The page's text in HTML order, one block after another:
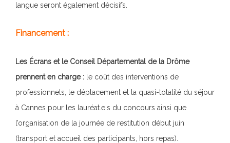
langue seront également décisifs.
Financement :
Les Écrans et le Conseil Départemental de la Drôme
prennent en charge : le coût des interventions de
professionnels, le déplacement et la quasi-totalité du séjour
à Cannes pour les lauréat.e.s du concours ainsi que
l’organisation de la journée de restitution début juin
(transport et accueil des participants, hors repas).